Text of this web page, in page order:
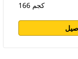
166 كجم